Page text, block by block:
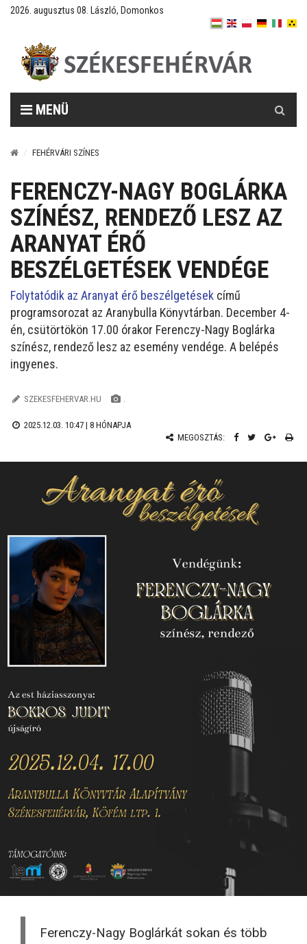
2026. augusztus 08. László, Domonkos
MENÜ
FEHÉRVÁRI SZÍNES
FERENCZY-NAGY BOGLÁRKA
SZÍNÉSZ, RENDEZŐ LESZ AZ
ARANYAT ÉRŐ
BESZÉLGETÉSEK VENDÉGE
Folytatódik az Aranyat érő beszélgetések című
programsorozat az Aranybulla Könyvtárban. December 4-
én, csütörtökön 17.00 órakor Ferenczy-Nagy Boglárka
színész, rendező lesz az esemény vendége. A belépés
ingyenes.
SZEKESFEHERVAR.HU .
2025.12.03. 10:47 | 8 HÓNAPJA
MEGOSZTÁS:
Ferenczy-Nagy Boglárkát sokan és több